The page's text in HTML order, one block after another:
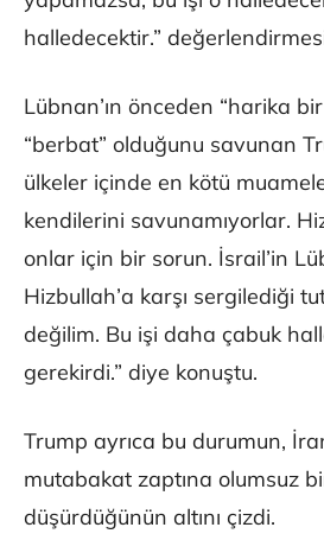
halledecektir.”
Lübnan’ın önceden “harika
“berbat” olduğunu savunan
ülkeler içinde en kötü
kendilerini savunamıyorlar.
onlar için bir sorun. İsrail’in
Hizbullah’a karşı sergilediği
değilim. Bu işi daha çabuk
gerekirdi.” diye konuştu.
Trump ayrıca bu durumun,
mutabakat zaptına olumsuz
düşürdüğünün altını çizdi.